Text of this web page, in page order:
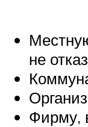
не
Фирму,